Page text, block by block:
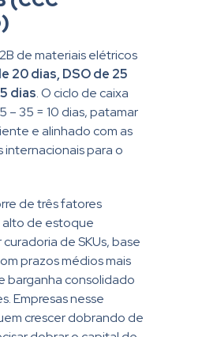
de materiais elétricos
20 dias, DSO de 25
dias. O ciclo de caixa
– 35 = 10 dias, patamar
e alinhado com as
internacionais para o
de três fatores
alto de estoque
de SKUs, base
prazos médios mais
barganha consolidado
Empresas nesse
crescer dobrando de